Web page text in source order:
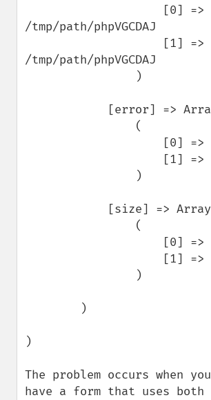
/tmp/path/phpVGCDAJ
/tmp/path/phpVGCDAJ
)
The problem occurs when you
have a form that uses both